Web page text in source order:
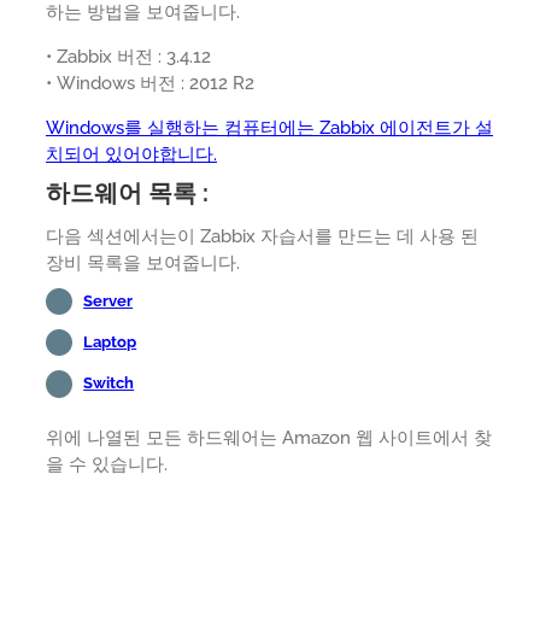
하는 방법을 보여줍니다.
• Zabbix 버전 : 3.4.12
• Windows 버전 : 2012 R2
Windows를 실행하는 컴퓨터에는 Zabbix 에이전트가 설
치되어 있어야합니다.
하드웨어 목록 :
다음 섹션에서는이 Zabbix 자습서를 만드는 데 사용 된
장비 목록을 보여줍니다.
Server
Laptop
Switch
위에 나열된 모든 하드웨어는 Amazon 웹 사이트에서 찾
을 수 있습니다.